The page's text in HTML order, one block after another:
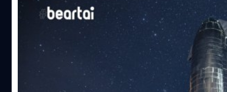
Elon Musk ทวีต “Starship Career day” รั
อังคารที่ 4 กุมภาพันธ์ Elon Musk ผู้ก่อตั้ง SpaceX ทวีตเชิ
งานใน Starship career day วันพฤหัสบดีนี้ โดยต้องการทีม
และไปยังอวกาศตามเป้าหมายที่วางไว้ https://